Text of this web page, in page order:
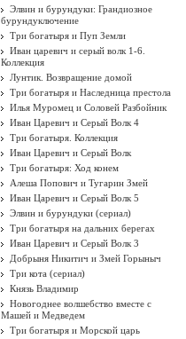
Элвин и бурундуки: Грандиозное
бурундуключение
Три богатыря и Пуп Земли
Иван царевич и серый волк 1-6.
Коллекция
Лунтик. Возвращение домой
Три богатыря и Наследница престола
Илья Муромец и Соловей Разбойник
Иван Царевич и Серый Волк 4
Три богатыря. Коллекция
Иван Царевич и Серый Волк
Три богатыря: Ход конем
Алеша Попович и Тугарин Змей
Иван Царевич и Серый Волк 5
Элвин и бурундуки (сериал)
Три богатыря на дальних берегах
Иван Царевич и Серый Волк 3
Добрыня Никитич и Змей Горыныч
Три кота (сериал)
Князь Владимир
Новогоднее волшебство вместе с
Машей и Медведем
Три богатыря и Морской царь